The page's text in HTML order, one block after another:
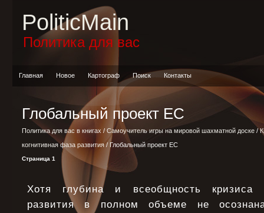
PoliticMain
Политика для вас
Главная Новое Картограф Поиск Контакты
Глобальный проект ЕС
Политика для вас в книгах / Самоучитель игры на мировой шахматной доске /
когнитивная фаза развития/ Глобальный проект ЕС
Страница 1
Хотя глубина и всеобщность кризиса
развития в полном объеме не